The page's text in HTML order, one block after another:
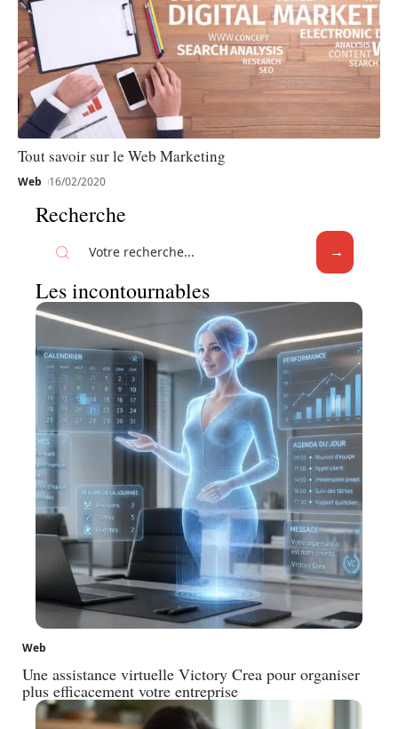
Tout savoir sur le Web Marketing
Web 16/02/2020
Recherche
Les incontournables
Web
Une assistance virtuelle Victory Crea pour organiser
plus efficacement votre entreprise